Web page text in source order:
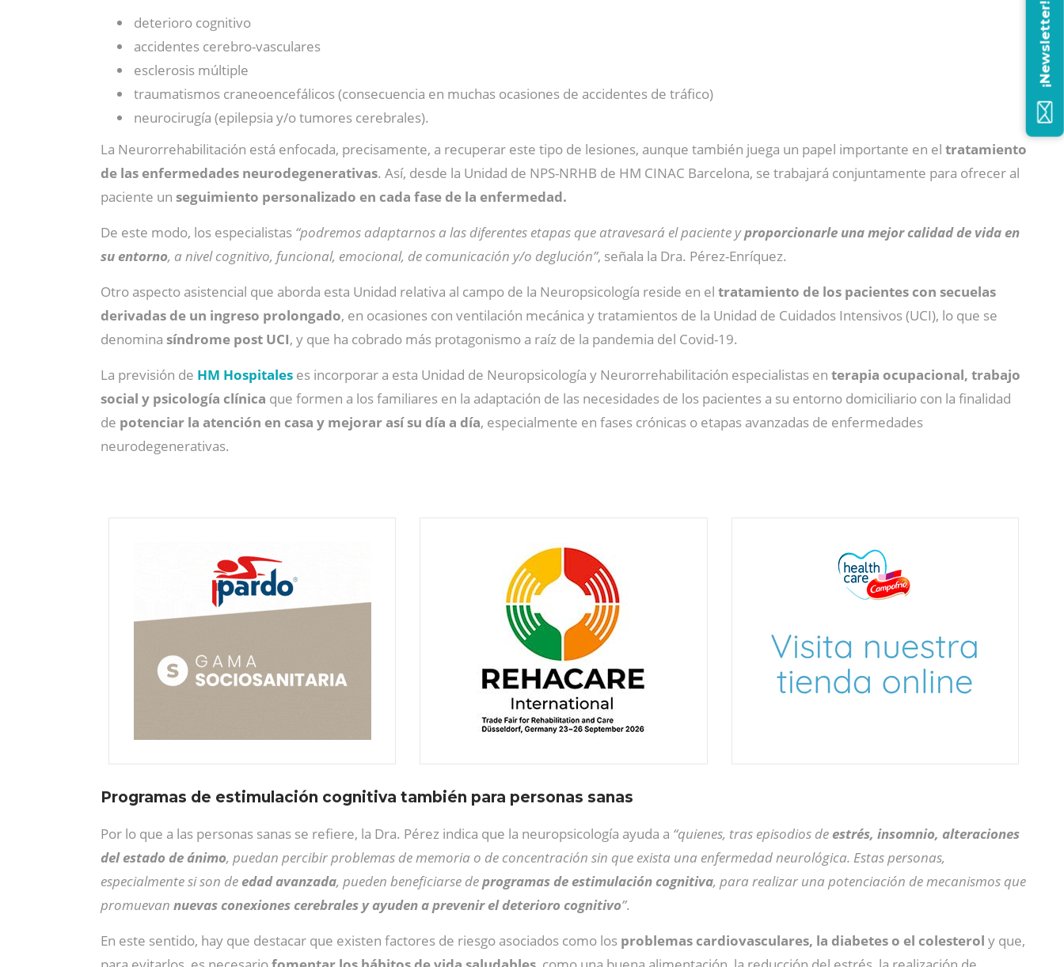
deterioro cognitivo
accidentes cerebro-vasculares
esclerosis múltiple
traumatismos craneoencefálicos (consecuencia en muchas ocasiones de accidentes de tráfico)
neurocirugía (epilepsia y/o tumores cerebrales).
La Neurorrehabilitación está enfocada, precisamente, a recuperar este tipo de lesiones, aunque también juega un papel importante en el tratamiento
de las enfermedades neurodegenerativas. Así, desde la Unidad de NPS-NRHB de HM CINAC Barcelona, se trabajará conjuntamente para ofrecer al
paciente un seguimiento personalizado en cada fase de la enfermedad.
De este modo, los especialistas “podremos adaptarnos a las diferentes etapas que atravesará el paciente yproporcionarle una mejor calidad de vida en
su entorno, a nivel cognitivo, funcional, emocional, de comunicación y/o deglución”, señala la Dra. Pérez-Enríquez.
Otro aspecto asistencial que aborda esta Unidad relativa al campo de la Neuropsicología reside en el tratamiento de los pacientes con secuelas
derivadas de un ingreso prolongado, en ocasiones con ventilación mecánica y tratamientos de la Unidad de Cuidados Intensivos (UCI), lo que se
denomina síndrome post UCI, y que ha cobrado más protagonismo a raíz de la pandemia del Covid-19.
La previsión de HM Hospitales es incorporar a esta Unidad de Neuropsicología y Neurorrehabilitación especialistas en terapia ocupacional, trabajo
social y psicología clínica que formen a los familiares en la adaptación de las necesidades de los pacientes a su entorno domiciliario con la finalidad
de potenciar la atención en casa y mejorar así su día a día, especialmente en fases crónicas o etapas avanzadas de enfermedades
neurodegenerativas.
Programas de estimulación cognitiva también para personas sanas
Por lo que a las personas sanas se refiere, la Dra. Pérez indica que la neuropsicología ayuda a “quienes, tras episodios deestrés, insomnio, alteraciones
del estado de ánimo, puedan percibir problemas de memoria o de concentración sin que exista una enfermedad neurológica. Estas personas,
especialmente si son deedad avanzada, pueden beneficiarse deprogramas de estimulación cognitiva, para realizar una potenciación de mecanismos que
promuevan nuevas conexiones cerebrales y ayuden a prevenir el deterioro cognitivo”.
En este sentido, hay que destacar que existen factores de riesgo asociados como los problemas cardiovasculares, la diabetes o el colesterol y que,
¡Newsletter!